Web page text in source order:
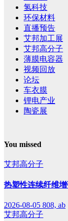
氢科技
环保材料
直播预告
艾邦加工展
艾邦高分子
薄膜电容器
视频回放
论坛
车衣膜
锂电产业
陶瓷展
You missed
艾邦高分子
热塑性连续纤维
2026-08-05 808, ab
艾邦高分子